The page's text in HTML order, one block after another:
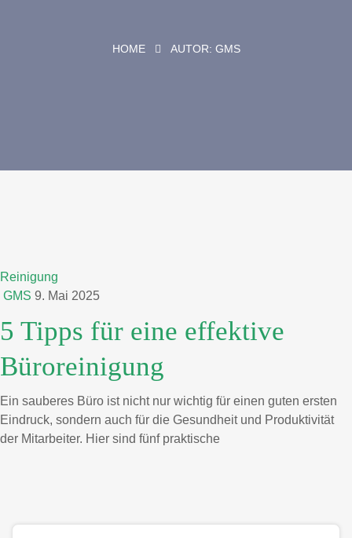
HOME AUTOR: GMS
Reinigung
GMS 9. Mai 2025
5 Tipps für eine effektive
Büroreinigung
Ein sauberes Büro ist nicht nur wichtig für einen guten ersten
Eindruck, sondern auch für die Gesundheit und Produktivität
der Mitarbeiter. Hier sind fünf praktische